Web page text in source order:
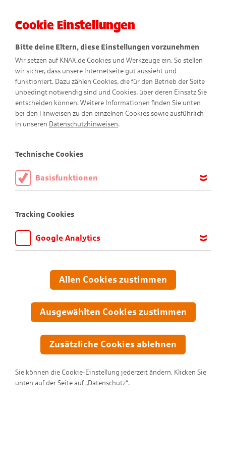
Der Zauberhut
Cookie Einstellungen
Bitte deine Eltern, diese Einstellungen vorzunehmen
Wir setzen auf KNAX.de Cookies und Werkzeuge ein. So stellen
wir sicher, dass unsere Internetseite gut aussieht und
funktioniert. Dazu zählen Cookies, die für den Betrieb der Seite
unbedingt notwendig sind und Cookies, über deren Einsatz Sie
entscheiden können. Weitere Informationen finden Sie unten
bei den Hinweisen zu den einzelnen Cookies sowie ausführlich
in unseren Datenschutzhinweisen.
Technische Cookies
Basisfunktionen
aktiviert sein.
Tracking Cookies
Google Analytics
anpassen und verbessern können. Aus diesem Grund nutzen wir
Google Analytics. Dieses Werkzeug erfasst die Seitenaufrufe zu
Übertragung anonymisiert.
Allen Cookies zustimmen
Ausgewählten Cookies zustimmen
Zusätzliche Cookies ablehnen
Sie können die Cookie-Einstellung jederzeit ändern. Klicken Sie
unten auf der Seite auf „Datenschutz“.